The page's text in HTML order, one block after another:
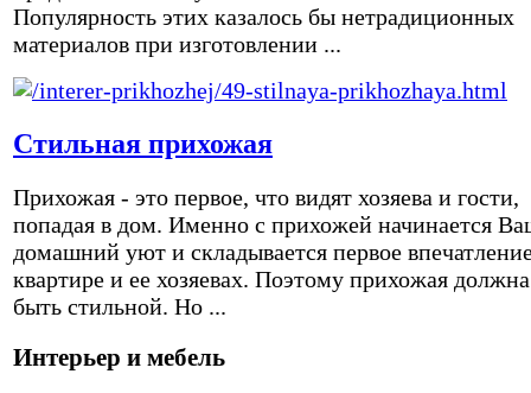
Популярность этих казалось бы нетрадиционных
материалов при изготовлении ...
Стильная прихожая
Прихожая - это первое, что видят хозяева и гости,
попадая в дом. Именно с прихожей начинается
домашний уют и складывается первое
квартире и ее хозяевах. Поэтому прихожая должна
быть стильной. Но ...
Интерьер и мебель